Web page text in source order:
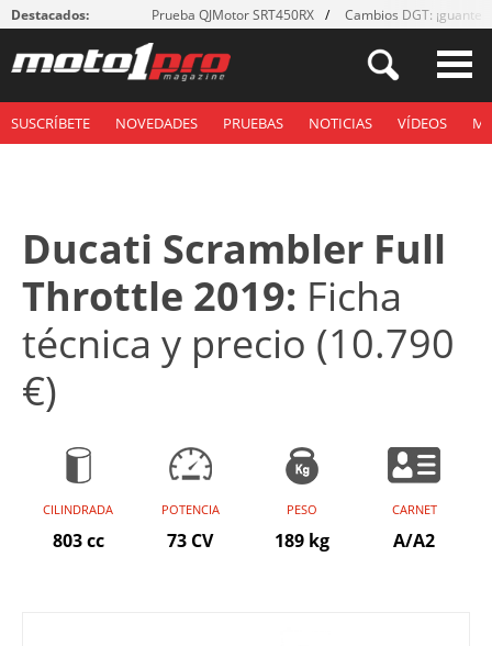
Destacados: Prueba QJMotor SRT450RX Cambios DGT: ¡guantes!
SUSCRÍBETE NOVEDADES PRUEBAS NOTICIAS VÍDEOS
Ducati Scrambler Full
Throttle 2019: Ficha
técnica y precio (10.790
€)
CILINDRADA
803 cc
POTENCIA
73 CV
PESO
189 kg
CARNET
A/A2